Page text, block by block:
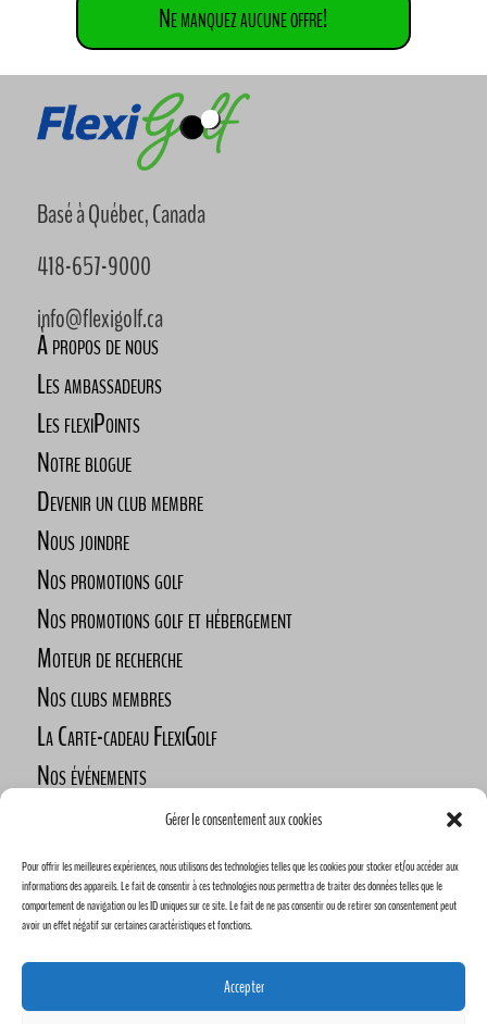
Gérer le consentement aux cookies
Pour offrir les meilleures expériences, nous utilisons des technologies telles que les cookies pour stocker et/ou accéder aux
informations des appareils. Le fait de consentir à ces technologies nous permettra de traiter des données telles que le
comportement de navigation ou les ID uniques sur ce site. Le fait de ne pas consentir ou de retirer son consentement peut
avoir un effet négatif sur certaines caractéristiques et fonctions.
Accepter
Ne manquez aucune offre!
Basé à Québec, Canada
418-657-9000
info@flexigolf.ca
À propos de nous
Les ambassadeurs
Les flexiPoints
Notre blogue
Devenir un club membre
Nous joindre
Nos promotions golf
Nos promotions golf et hébergement
Moteur de recherche
Nos clubs membres
La Carte-cadeau FlexiGolf
Nos événements
Défi des golfeurs nomades
Nos commanditaires
Devenez commanditaire